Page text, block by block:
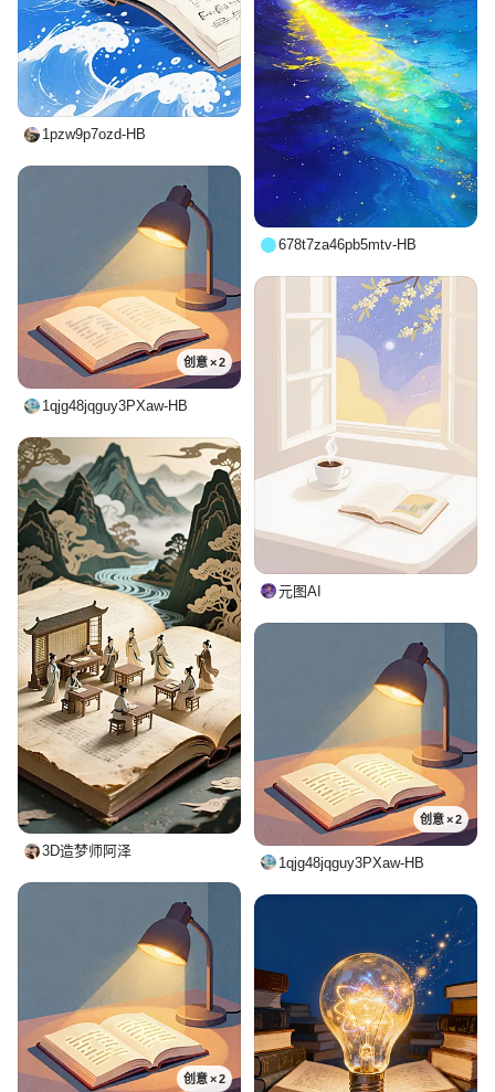
1pzw9p7ozd-HB
678t7za46pb5mtv-HB
创意 × 2
1qjg48jqguy3PXaw-HB
元图AI
3D造梦师阿泽
创意 × 2
1qjg48jqguy3PXaw-HB
创意 × 2